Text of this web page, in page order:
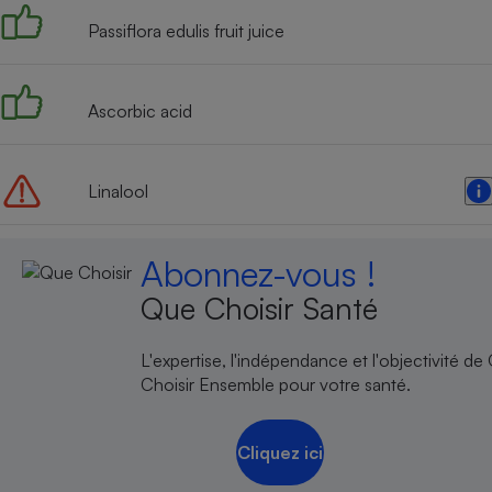
Passiflora edulis fruit juice
Ascorbic acid
Linalool
Abonnez-vous !
Que Choisir Santé
L'expertise, l'indépendance et l'objectivité de
Choisir Ensemble pour votre santé.
Cliquez ici